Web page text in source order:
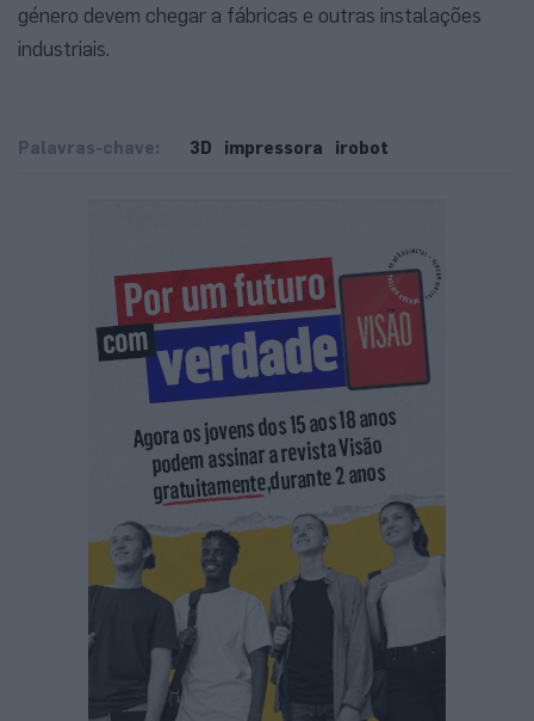
género devem chegar a fábricas e outras instalações
industriais.
Palavras-chave: 3D impressora irobot